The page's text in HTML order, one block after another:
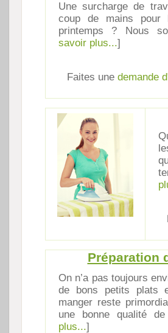
Une surcharge de
coup de mains pour
printemps ? Nous
savoir plus...]
Faites une demande
Préparation
On n’a pas toujours
de bons petits plats
manger reste
une bonne qualité
plus...]